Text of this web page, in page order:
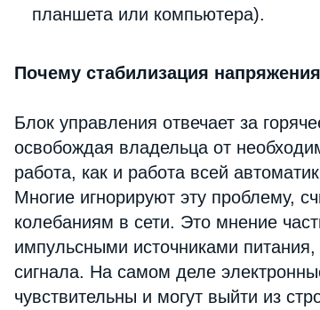
планшета или компьютера).
Почему стабилизация
Блок управления отвечает за
освобождая владельца от
работа, как и работа всей
Многие игнорируют эту проблему,
колебаниям в сети. Это мнение
импульсными источниками
сигнала. На самом деле
чувствительны и могут выйти из